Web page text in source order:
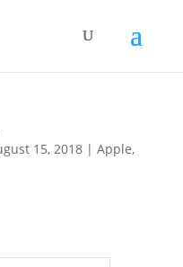
15, 2018| Apple,